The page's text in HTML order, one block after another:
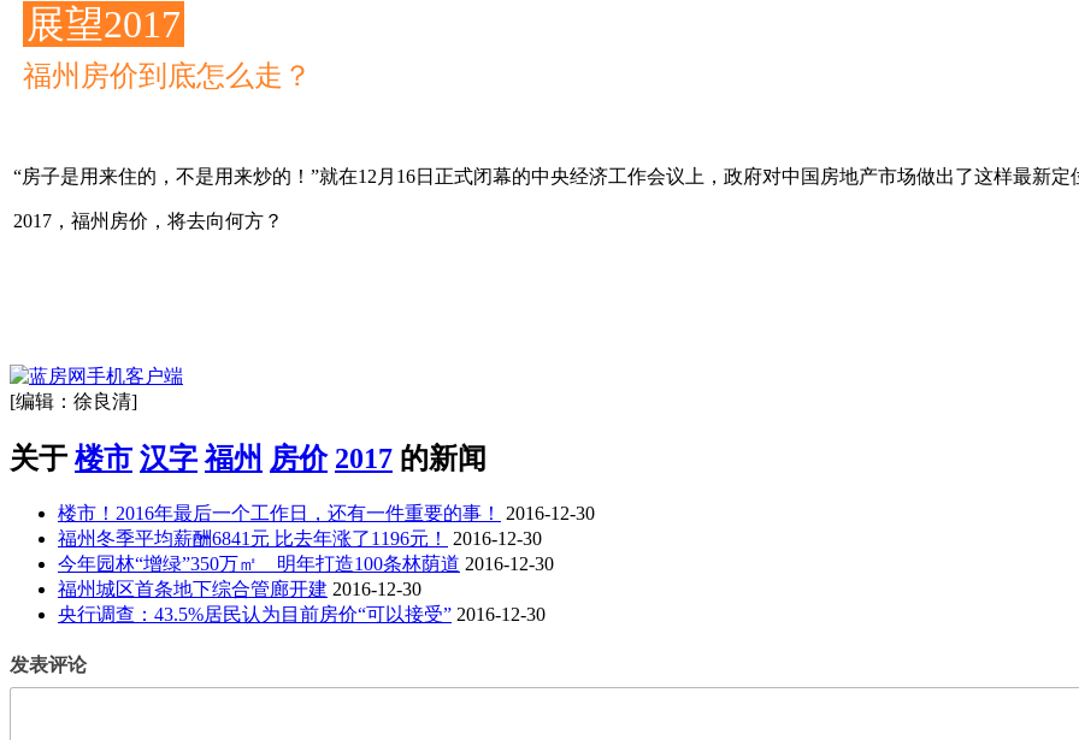
展望2017
福州房价到底怎么走？
“房子是用来住的，不是用来炒的！”就在12月16日正式闭幕的中央经济工作会议上，政府对中国房地产市场做出了这样最新定
2017，福州房价，将去向何方？
[编辑：徐良清]
关于 楼市 汉字 福州 房价 2017 的新闻
楼市！2016年最后一个工作日，还有一件重要的事！
2016-12-30
福州冬季平均薪酬6841元 比去年涨了1196元！
2016-12-30
今年园林“增绿”350万㎡ 明年打造100条林荫道 2016-12-30
福州城区首条地下综合管廊开建 2016-12-30
央行调查：43.5%居民认为目前房价“可以接受” 2016-12-30
发表评论